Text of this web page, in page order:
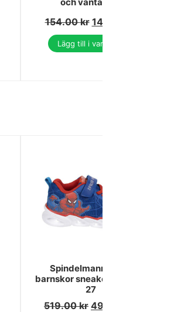
154.00kr 146.00
Lägg till i varukorg
Spindelmannen blå
barnskor sneakers storlek
27
519.00kr 499.00